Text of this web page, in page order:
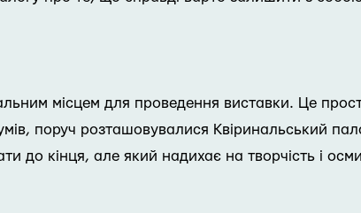
місцем для проведення виставки. Це
поруч розташовувалися Квіринальський
кінця, але який надихає на творчість і